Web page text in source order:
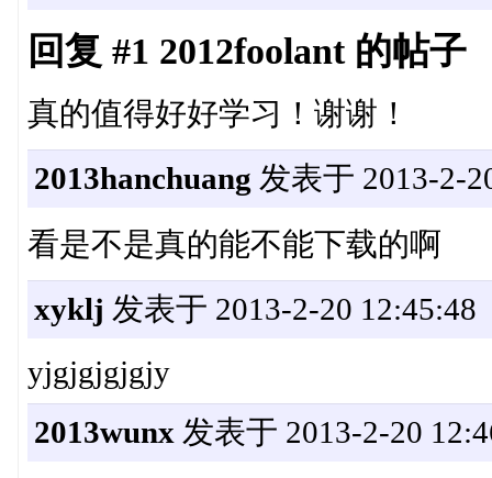
回复 #1 2012foolant 的帖子
真的值得好好学习！谢谢！
2013hanchuang 发表于 2013-2-
看是不是真的能不能下载的啊
xyklj 发表于 2013-2-20 12:45:48
yjgjgjgjgjy
2013wunx 发表于 2013-2-20